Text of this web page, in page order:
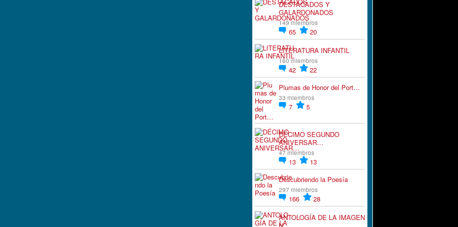
DESTACADOS Y
GALARDONADOS
149 miembros
65
20
LITERATURA INFANTIL
160 miembros
42
22
Plumas de Honor del Port…
33 miembros
7 5
DÉCIMO SEGUNDO
ANIVERSAR…
47 miembros
13
13
Descubriendo la Poesía
297 miembros
166
28
ANTOLOGÍA DE LA IMAGEN
N…